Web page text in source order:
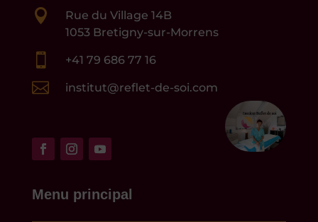

Rue du Village 14B
1053 Bretigny-sur-Morrens
 +41 79 686 77 16
 institut@reflet-de-soi.com
Menu principal